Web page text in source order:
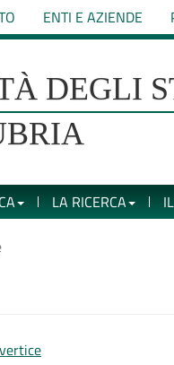
ENTI E AZIENDE
DEGLI
LA RICERCA